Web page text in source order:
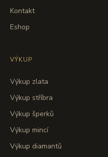
Kontakt
Eshop
VÝKUP
Výkup zlata
Výkup stříbra
Výkup šperků
Výkup mincí
Výkup diamantů